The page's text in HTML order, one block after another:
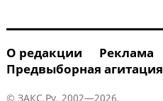
О редакции
Реклама
Предвыборная агитация
© ЗАКС.Ру, 2002—2026.